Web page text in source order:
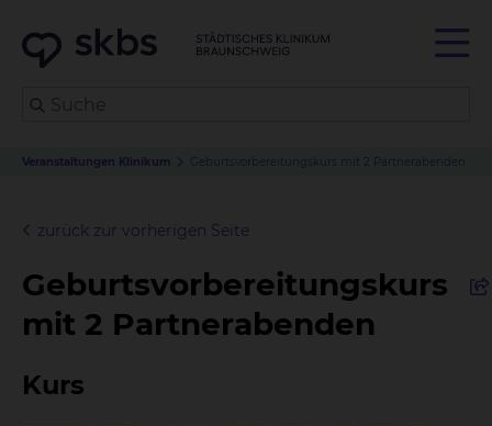
Veranstaltungen Klinikum Geburtsvorbereitungskurs mit 2 Partnerabenden
zurück zur vorherigen Seite
Geburtsvorbereitungskurs
mit 2 Partnerabenden
Kurs